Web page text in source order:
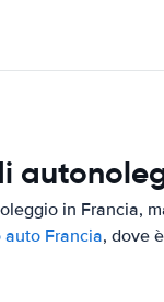
in Francia,
auto Francia, dove